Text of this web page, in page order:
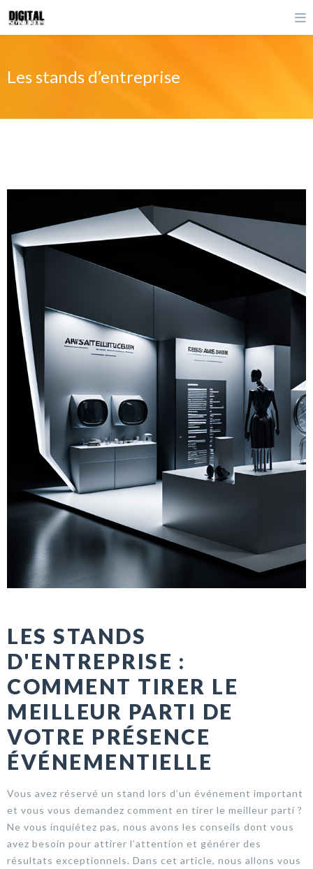
Les stands d’entreprise
LES STANDS
D'ENTREPRISE :
COMMENT TIRER LE
MEILLEUR PARTI DE
VOTRE PRÉSENCE
ÉVÉNEMENTIELLE
Vous avez réservé un stand lors d’un événement important
et vous vous demandez comment en tirer le meilleur parti ?
Ne vous inquiétez pas, nous avons les conseils dont vous
avez besoin pour attirer l’attention et générer des
résultats exceptionnels. Dans cet article, nous allons vous